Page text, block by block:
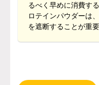
るべく早めに消費す
ロテインパウダーは
を遮断することが重要